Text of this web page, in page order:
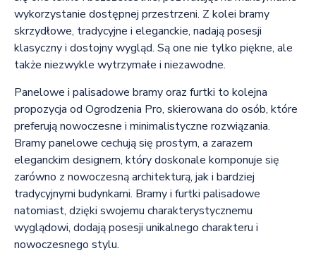
wykorzystanie dostępnej przestrzeni. Z kolei bramy
skrzydłowe, tradycyjne i eleganckie, nadają posesji
klasyczny i dostojny wygląd. Są one nie tylko piękne, ale
także niezwykle wytrzymałe i niezawodne.
Panelowe i palisadowe bramy oraz furtki to kolejna
propozycja od Ogrodzenia Pro, skierowana do osób, które
preferują nowoczesne i minimalistyczne rozwiązania.
Bramy panelowe cechują się prostym, a zarazem
eleganckim designem, który doskonale komponuje się
zarówno z nowoczesną architekturą, jak i bardziej
tradycyjnymi budynkami. Bramy i furtki palisadowe
natomiast, dzięki swojemu charakterystycznemu
wyglądowi, dodają posesji unikalnego charakteru i
nowoczesnego stylu.